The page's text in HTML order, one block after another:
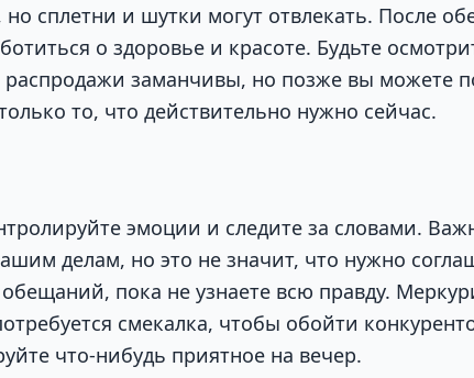
но сплетни и шутки могут отвлекать. После
о здоровье и красоте. Будьте
распродажи заманчивы, но позже вы можете
то, что действительно нужно сейчас.
эмоции и следите за словами.
делам, но это не значит, что нужно
пока не узнаете всю правду.
смекалка, чтобы обойти
что-нибудь приятное на вечер.